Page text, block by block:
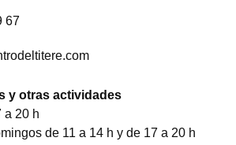
67
y otras actividades
a 20 h
de 11 a 14 h y de 17 a 20 h